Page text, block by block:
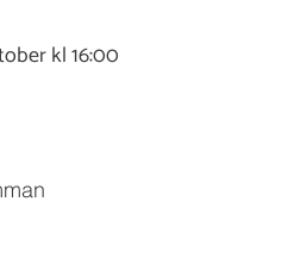
kl 16:00